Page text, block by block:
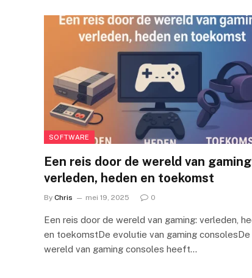
SOFTWARE
Een reis door de wereld van
verleden, heden en toekomst
By Chris mei 19, 2025 0
Een reis door de wereld van gaming: verleden,
en toekomstDe evolutie van gaming consolesDe
wereld van gaming consoles heeft…